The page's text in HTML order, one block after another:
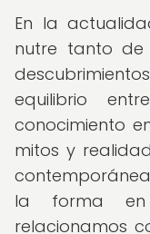
En la
nutre tanto de
equilibrio
conocimiento
mitos y
la forma
relacionamos